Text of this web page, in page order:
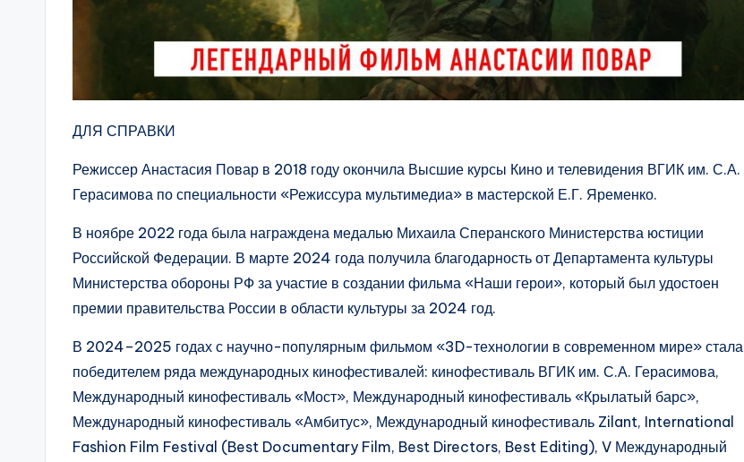
ДЛЯ СПРАВКИ
Режиссер Анастасия Повар в 2018 году окончила Высшие курсы Кино и телевидения ВГИК им. С.А.
Герасимова по специальности «Режиссура мультимедиа» в мастерской Е.Г. Яременко.
В ноябре 2022 года была награждена медалью Михаила Сперанского Министерства юстиции
Российской Федерации. В марте 2024 года получила благодарность от Департамента культуры
Министерства обороны РФ за участие в создании фильма «Наши герои», который был удостоен
премии правительства России в области культуры за 2024 год.
В 2024–2025 годах с научно-популярным фильмом «3D-технологии в современном мире» стала
победителем ряда международных кинофестивалей: кинофестиваль ВГИК им. С.А. Герасимова,
Международный кинофестиваль «Мост», Международный кинофестиваль «Крылатый барс»,
Международный кинофестиваль «Амбитус», Международный кинофестиваль Zilant, International
Fashion Film Festival (Best Documentary Film, Best Directors, Best Editing), V Международный